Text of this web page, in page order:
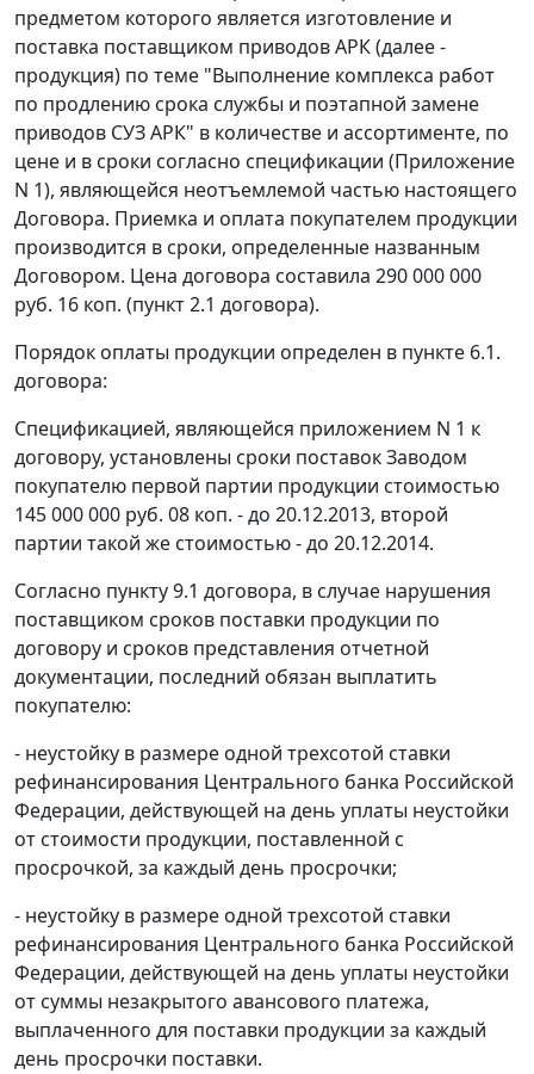
предметом которого является изготовление и
поставка поставщиком приводов АРК (далее -
продукция) по теме "Выполнение комплекса работ
по продлению срока службы и поэтапной замене
приводов СУЗ АРК" в количестве и ассортименте, по
цене и в сроки согласно спецификации (Приложение
N 1), являющейся неотъемлемой частью настоящего
Договора. Приемка и оплата покупателем продукции
производится в сроки, определенные названным
Договором. Цена договора составила 290 000 000
руб. 16 коп. (пункт 2.1 договора).
Порядок оплаты продукции определен в пункте 6.1.
договора:
Спецификацией, являющейся приложением N 1 к
договору, установлены сроки поставок Заводом
покупателю первой партии продукции стоимостью
145 000 000 руб. 08 коп. - до 20.12.2013, второй
партии такой же стоимостью - до 20.12.2014.
Согласно пункту 9.1 договора, в случае нарушения
поставщиком сроков поставки продукции по
договору и сроков представления отчетной
документации, последний обязан выплатить
покупателю:
- неустойку в размере одной трехсотой ставки
рефинансирования Центрального банка Российской
Федерации, действующей на день уплаты неустойки
от стоимости продукции, поставленной с
просрочкой, за каждый день просрочки;
- неустойку в размере одной трехсотой ставки
рефинансирования Центрального банка Российской
Федерации, действующей на день уплаты неустойки
от суммы незакрытого авансового платежа,
выплаченного для поставки продукции за каждый
день просрочки поставки.